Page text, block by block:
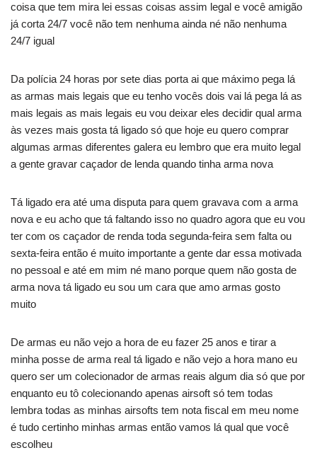
coisa que tem mira lei essas coisas assim legal e você amigão
já corta 24/7 você não tem nenhuma ainda né não nenhuma
24/7 igual
Da polícia 24 horas por sete dias porta ai que máximo pega lá
as armas mais legais que eu tenho vocês dois vai lá pega lá as
mais legais as mais legais eu vou deixar eles decidir qual arma
às vezes mais gosta tá ligado só que hoje eu quero comprar
algumas armas diferentes galera eu lembro que era muito legal
a gente gravar caçador de lenda quando tinha arma nova
Tá ligado era até uma disputa para quem gravava com a arma
nova e eu acho que tá faltando isso no quadro agora que eu vou
ter com os caçador de renda toda segunda-feira sem falta ou
sexta-feira então é muito importante a gente dar essa motivada
no pessoal e até em mim né mano porque quem não gosta de
arma nova tá ligado eu sou um cara que amo armas gosto
muito
De armas eu não vejo a hora de eu fazer 25 anos e tirar a
minha posse de arma real tá ligado e não vejo a hora mano eu
quero ser um colecionador de armas reais algum dia só que por
enquanto eu tô colecionando apenas airsoft só tem todas
lembra todas as minhas airsofts tem nota fiscal em meu nome
é tudo certinho minhas armas então vamos lá qual que você
escolheu